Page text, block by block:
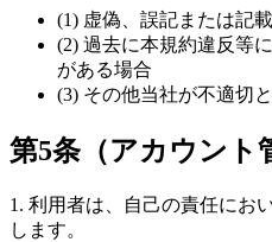
(1) 虚偽、誤記または記
(2) 過去に本規約違反等
がある場合
(3) その他当社が不適切
第5条（アカウント
1. 利用者は、自己の責任にお
します。